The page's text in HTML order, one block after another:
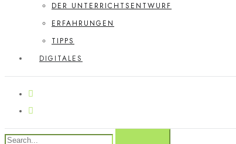
DER UNTERRICHTSENTWURF
ERFAHRUNGEN
TIPPS
DIGITALES